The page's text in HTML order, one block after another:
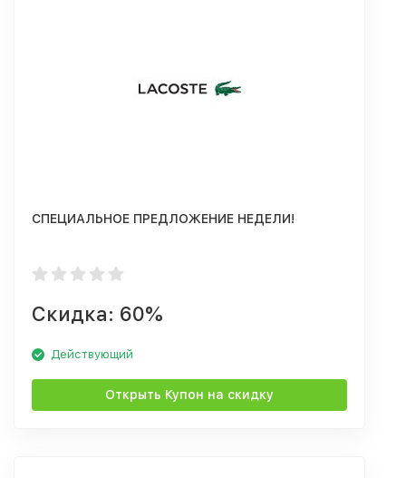
СПЕЦИАЛЬНОЕ ПРЕДЛОЖЕНИЕ НЕДЕЛИ!
Скидка: 60%
Действующий
Открыть Купон на скидку